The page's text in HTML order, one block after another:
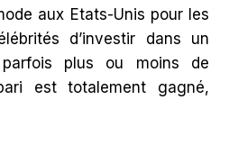
aux Etats-Unis pour les
d’investir dans un
plus ou moins de
est totalement gagné,